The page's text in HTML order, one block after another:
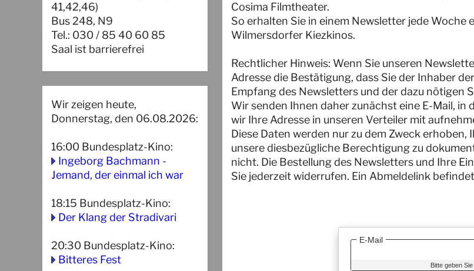
41,42,46)
Bus 248, N9
Tel.: 030 / 85 40 60 85
Saal ist barrierefrei
Wir zeigen heute,
Donnerstag, den 06.08.2026:
16:00 Bundesplatz-Kino:
Ingeborg Bachmann -
Jemand, der einmal ich war
18:15 Bundesplatz-Kino:
Der Klang der Stradivari
20:30 Bundesplatz-Kino:
Bitteres Fest
Cosima Filmtheater.
So erhalten Sie in einem Newsletter jede
Wilmersdorfer Kiezkinos.
Rechtlicher Hinweis: Wenn Sie unseren
Adresse die Bestätigung, dass Sie der Inhaber
Empfang des Newsletters und der dazu nötigen
Wir senden Ihnen daher zunächst eine E-Mail,
wir Ihre Adresse in unseren Verteiler mit
Diese Daten werden nur zu dem Zweck
unsere diesbezügliche Berechtigung zu
nicht. Die Bestellung des Newsletters und Ihre
Sie jederzeit widerrufen. Ein Abmeldelink
E-Mail
Bitte geben